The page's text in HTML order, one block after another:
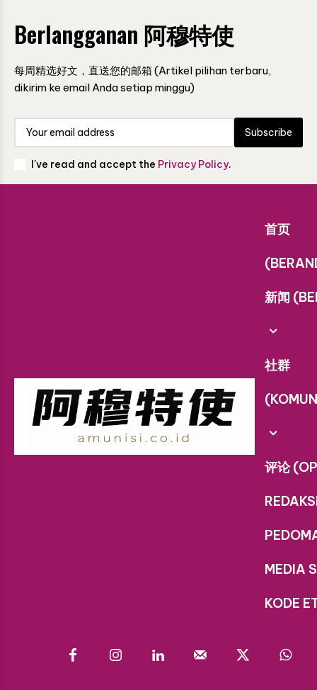
Berlangganan 阿穆特使
每周精选好文，直送您的邮箱 (Artikel pilihan terbaru,
dikirim ke email Anda setiap minggu)
Subscribe
I've read and accept the Privacy Policy.
首页
新闻
社群
评论
MEDIA
KODE